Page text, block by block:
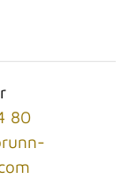
80